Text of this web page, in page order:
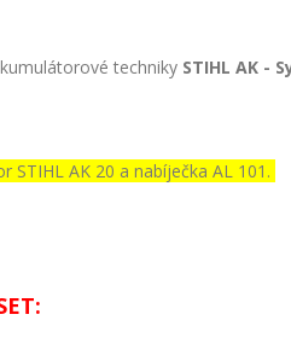
techniky STIHL AK -
STIHL AK 20 a nabíječka AL 101.